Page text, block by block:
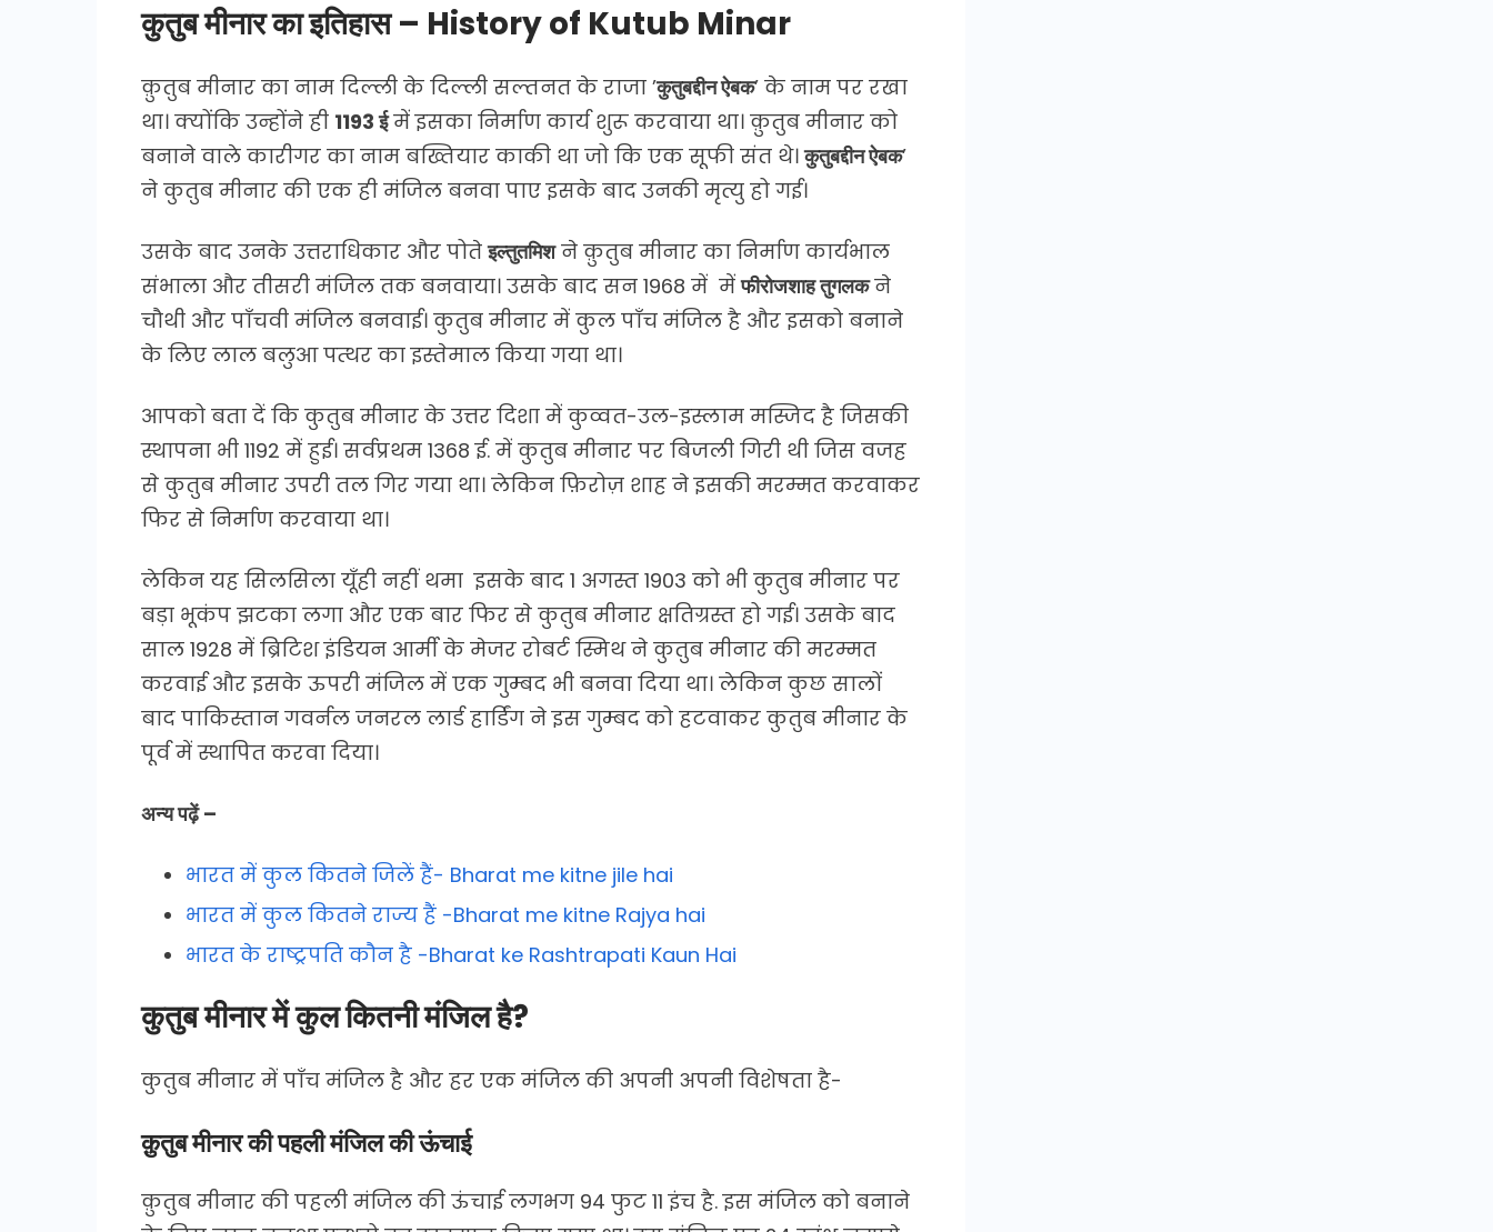
कुतुब मीनार का इतिहास – History of Kutub Minar
क़ुतुब मीनार का नाम दिल्ली के दिल्ली सल्तनत के राजा ’कुतुबद्दीन ऐबक’ के नाम पर रखा
था। क्योंकि उन्होंने ही 1193 ईमें इसका निर्माण कार्य शुरू करवाया था। क़ुतुब मीनार को
बनाने वाले कारीगर का नाम बख्तियार काकी था जो कि एक सूफी संत थे।कुतुबद्दीन ऐबक’
ने कुतुब मीनार की एक ही मंजिल बनवा पाए इसके बाद उनकी मृत्यु हो गई।
उसके बाद उनके उत्तराधिकार और पोतेइल्तुतमिशने क़ुतुब मीनार का निर्माण कार्यभाल
संभाला और तीसरी मंजिल तक बनवाया। उसके बाद सन 1968 में मेंफीरोजशाह तुगलकने
चौथी और पाँचवी मंजिल बनवाई। कुतुब मीनार में कुल पाँच मंजिल है और इसको बनाने
के लिए लाल बलुआ पत्थर का इस्तेमाल किया गया था।
आपको बता दें कि कुतुब मीनार के उत्तर दिशा में कुव्वत-उल-इस्लाम मस्जिद है जिसकी
स्थापना भी 1192 में हुई। सर्वप्रथम 1368 ई. में कुतुब मीनार पर बिजली गिरी थी जिस वजह
से कुतुब मीनार उपरी तल गिर गया था। लेकिन फ़िरोज़ शाह ने इसकी मरम्मत करवाकर
फिर से निर्माण करवाया था।
लेकिन यह सिलसिला यूँही नहीं थमा इसके बाद 1 अगस्त 1903 को भी कुतुब मीनार पर
बड़ा भूकंप झटका लगा और एक बार फिर से कुतुब मीनार क्षतिग्रस्त हो गई। उसके बाद
साल 1928 में ब्रिटिश इंडियन आर्मी के मेजर रोबर्ट स्मिथ ने कुतुब मीनार की मरम्मत
करवाई और इसके ऊपरी मंजिल में एक गुम्बद भी बनवा दिया था। लेकिन कुछ सालों
बाद पाकिस्तान गवर्नल जनरल लार्ड हार्डिंग ने इस गुम्बद को हटवाकर कुतुब मीनार के
पूर्व में स्थापित करवा दिया।
अन्य पढ़ें –
भारत में कुल कितने जिलें हैं- Bharat me kitne jile hai
भारत में कुल कितने राज्य हैं -Bharat me kitne Rajya hai
भारत के राष्ट्रपति कौन है -Bharat ke Rashtrapati Kaun Hai
कुतुब मीनार में कुल कितनी मंजिल है?
कुतुब मीनार में पाँच मंजिल है और हर एक मंजिल की अपनी अपनी विशेषता है-
क़ुतुब मीनार की पहली मंजिल की ऊंचाई
क़ुतुब मीनार की पहली मंजिल की ऊंचाई लगभग 94 फुट 11 इंच है. इस मंजिल को बनाने